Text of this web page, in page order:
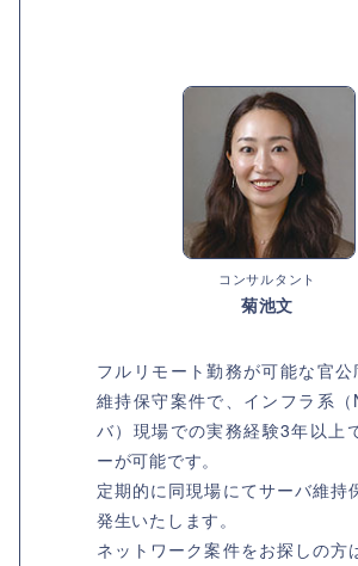
コンサルタント
菊池文
フルリモート勤務が可能な官公
維持保守案件で、インフラ系（
バ）現場での実務経験3年以上
ーが可能です。
定期的に同現場にてサーバ維持
発生いたします。
ネットワーク案件をお探しの方